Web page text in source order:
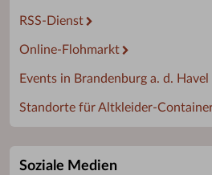
RSS-Dienst
Online-Flohmarkt
Events in Brandenburg a. d. Havel
Standorte für Altkleider-
Soziale Medien